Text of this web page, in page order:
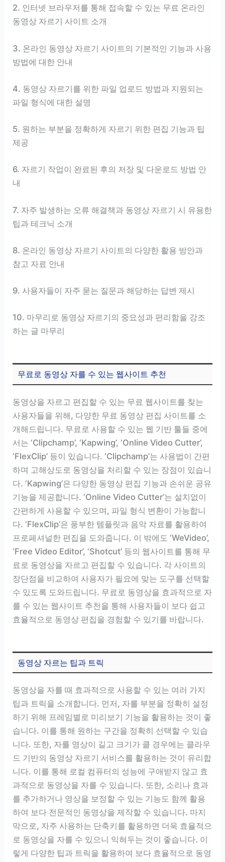
2. 인터넷 브라우저를 통해 접속할 수 있는 무료 온라인
동영상 자르기 사이트 소개
3. 온라인 동영상 자르기 사이트의 기본적인 기능과 사용
방법에 대한 안내
4. 동영상 자르기를 위한 파일 업로드 방법과 지원되는
파일 형식에 대한 설명
5. 원하는 부분을 정확하게 자르기 위한 편집 기능과 팁
제공
6. 자르기 작업이 완료된 후의 저장 및 다운로드 방법 안
내
7. 자주 발생하는 오류 해결책과 동영상 자르기 시 유용한
팁과 테크닉 소개
8. 온라인 동영상 자르기 사이트의 다양한 활용 방안과
참고 자료 안내
9. 사용자들이 자주 묻는 질문과 해당하는 답변 제시
10. 마무리로 동영상 자르기의 중요성과 편리함을 강조
하는 글 마무리
무료로 동영상 자를 수 있는 웹사이트 추천
동영상을 자르고 편집할 수 있는 무료 웹사이트를 찾는
사용자들을 위해, 다양한 무료 동영상 편집 사이트를 소
개해드립니다. 무료로 사용할 수 있는 웹 기반 툴들 중에
서는 ‘Clipchamp’, ‘Kapwing’, ‘Online Video Cutter’,
‘FlexClip’ 등이 있습니다. ‘Clipchamp’는 사용법이 간편
하며 고해상도로 동영상을 처리할 수 있는 장점이 있습니
다. ‘Kapwing’은 다양한 동영상 편집 기능과 손쉬운 공유
기능을 제공합니다. ‘Online Video Cutter’는 설치없이
간편하게 사용할 수 있으며, 파일 형식 변환이 가능합니
다. ‘FlexClip’은 풍부한 템플릿과 음악 자료를 활용하여
프로페셔널한 편집을 도와줍니다. 이 밖에도 ‘WeVideo’,
‘Free Video Editor’, ‘Shotcut’ 등의 웹사이트를 통해 무
료로 동영상을 자르고 편집할 수 있습니다. 각 사이트의
장단점을 비교하여 사용자가 필요에 맞는 도구를 선택할
수 있도록 도와드립니다. 무료로 동영상을 효과적으로 자
를 수 있는 웹사이트 추천을 통해 사용자들이 보다 쉽고
효율적으로 동영상 편집을 경험할 수 있기를 바랍니다.
동영상 자르는 팁과 트릭
동영상을 자를 때 효과적으로 사용할 수 있는 여러 가지
팁과 트릭을 소개합니다. 먼저, 자를 부분을 정확히 설정
하기 위해 프레임별로 미리보기 기능을 활용하는 것이 좋
습니다. 이를 통해 원하는 구간을 정확히 선택할 수 있습
니다. 또한, 자를 영상이 길고 크기가 클 경우에는 클라우
드 기반의 동영상 자르기 서비스를 활용하는 것이 유리합
니다. 이를 통해 로컬 컴퓨터의 성능에 구애받지 않고 효
과적으로 동영상을 자를 수 있습니다. 또한, 소리나 효과
를 추가하거나 영상을 보정할 수 있는 기능도 함께 활용
하여 보다 전문적인 동영상을 제작할 수 있습니다. 마지
막으로, 자주 사용하는 단축키를 활용하면 더욱 효율적으
로 동영상을 자를 수 있으니 익혀두는 것이 좋습니다. 이
렇게 다양한 팁과 트릭을 활용하여 보다 효율적으로 동영